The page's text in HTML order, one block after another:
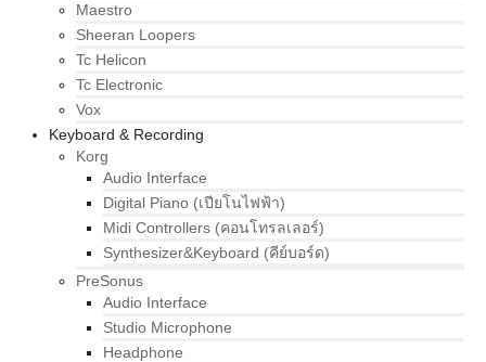
Maestro
Sheeran Loopers
Tc Helicon
Tc Electronic
Vox
Keyboard & Recording
Korg
Audio Interface
Digital Piano (เปียโนไฟฟ้า)
Midi Controllers (คอนโทรลเลอร์)
Synthesizer&Keyboard (คีย์บอร์ด)
PreSonus
Audio Interface
Studio Microphone
Headphone